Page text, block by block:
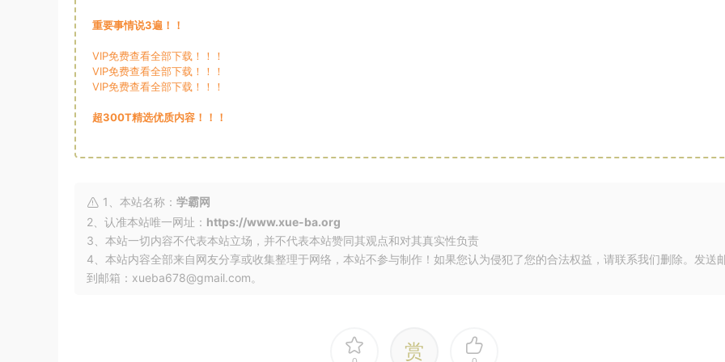
重要事情说3遍！！
VIP免费查看全部下载！！！
VIP免费查看全部下载！！！
VIP免费查看全部下载！！！
超300T精选优质内容！！！
1、本站名称： 学霸网
2、认准本站唯一网址： https://www.xue-ba.org
3、本站一切内容不代表本站立场，并不代表本站赞同其观点和对其真实性负责
4、本站内容全部来自网友分享或收集整理于网络，本站不参与制作！如果您认为侵犯了您的合法权益，请联系我们删除。发送
到邮箱：xueba678@gmail.com。
赏